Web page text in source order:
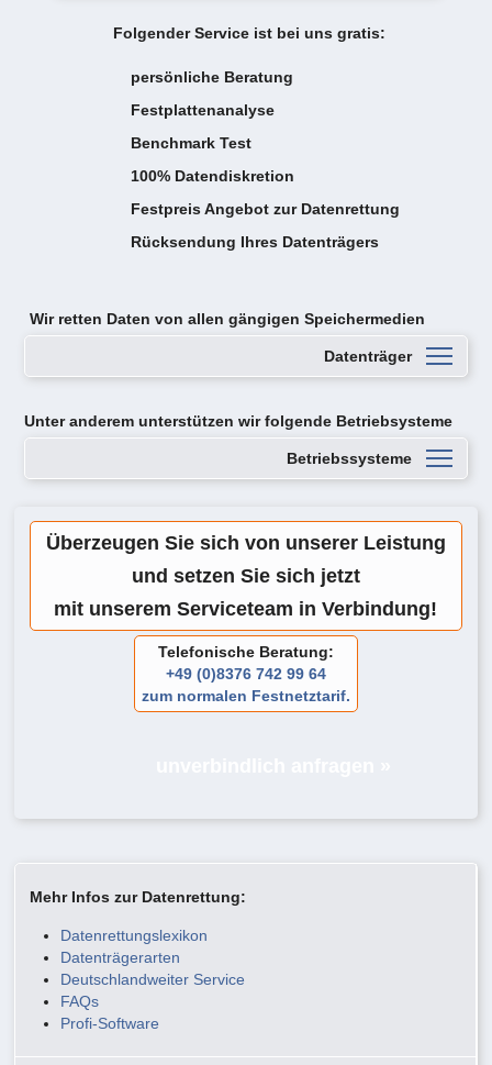
Folgender Service ist bei uns gratis:
persönliche Beratung
Festplattenanalyse
Benchmark Test
100% Datendiskretion
Festpreis Angebot zur Datenrettung
Rücksendung Ihres Datenträgers
Wir retten Daten vonallen gängigen Speichermedien
Datenträger
Unter anderem unterstützen wir folgende Betriebsysteme
Betriebssysteme
Überzeugen Sie sich von unserer Leistung
und setzen Sie sich jetzt
mit unserem Serviceteam in Verbindung!
Telefonische Beratung:
+49 (0)8376 742 99 64
zum normalen Festnetztarif.
Mehr Infos zur Datenrettung:
Datenrettungslexikon
Datenträgerarten
Deutschlandweiter Service
FAQs
Profi-Software